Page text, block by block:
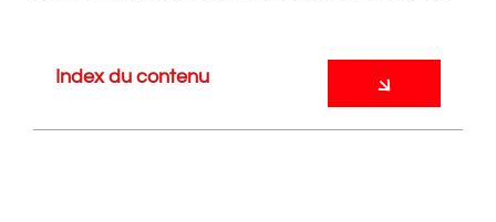
Index du contenu